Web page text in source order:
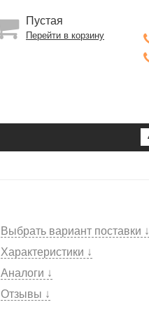
Пустая
Перейти в корзину
Выбрать вариант поставки ↓
Характеристики ↓
Аналоги ↓
Отзывы ↓